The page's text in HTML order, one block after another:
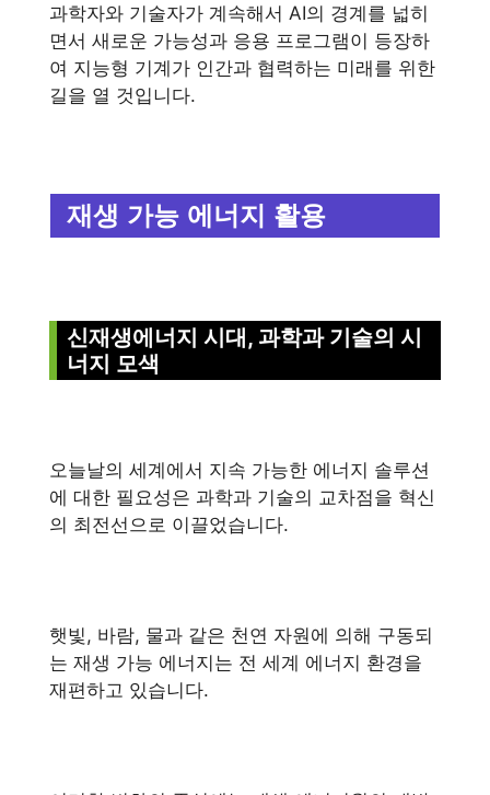
과학자와 기술자가 계속해서 AI의 경계를 넓히
면서 새로운 가능성과 응용 프로그램이 등장하
여 지능형 기계가 인간과 협력하는 미래를 위한
길을 열 것입니다.
재생 가능 에너지 활용
신재생에너지 시대, 과학과 기술의 시
너지 모색
오늘날의 세계에서 지속 가능한 에너지 솔루션
에 대한 필요성은 과학과 기술의 교차점을 혁신
의 최전선으로 이끌었습니다.
햇빛, 바람, 물과 같은 천연 자원에 의해 구동되
는 재생 가능 에너지는 전 세계 에너지 환경을
재편하고 있습니다.